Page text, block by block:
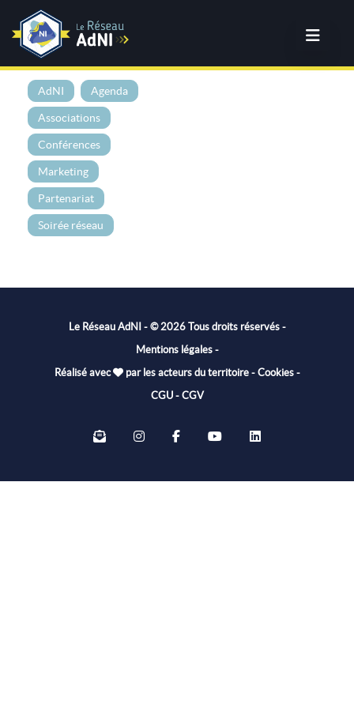
AdNI Agenda
Associations
Conférences
Marketing
Partenariat
Soirée réseau
Le Réseau AdNI - © 2026 Tous droits réservés -
Mentions légales-
Réalisé avec
par les acteurs du territoire- Cookies-
CGU- CGV